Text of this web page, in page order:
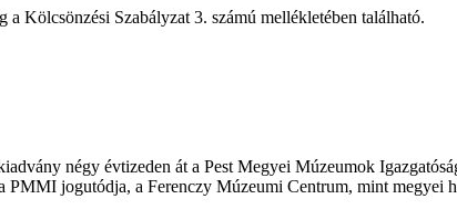
Kölcsönzési Szabályzat 3. számú mellékletében található.
négy évtizeden át a Pest Megyei Múzeumok
jogutódja, a Ferenczy Múzeumi Centrum, mint megyei